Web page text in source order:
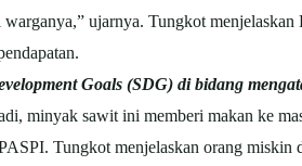
ujarnya. Tungkot
Goals (SDG) di bidang
minyak sawit ini memberi makan ke
Tungkot menjelaskan orang